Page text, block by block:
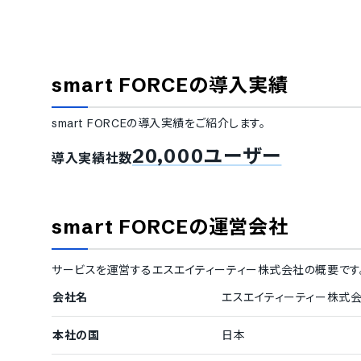
シングルサインオン
対応言語
フィンランド語
チェコ語
smart FORCEの導入実績
smart FORCEの導入実績をご紹介します。
導入実績社数20,000ユーザー
smart FORCEの運営会社
サービスを運営するエスエイティーティー株式会社の概要です
会社名
エスエイティーティー株式
本社の国 日本